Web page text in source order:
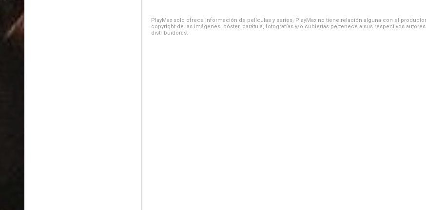
PlayMax solo ofrece información de películas y series, PlayMax no tiene relación alguna con el
copyright de las imágenes, póster, carátula, fotografías y/o cubiertas pertenece a sus respectivos
distribuidoras.